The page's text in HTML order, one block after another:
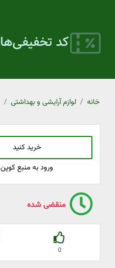
خانه لوازم آرایشی و بهداشتی
خرید کنید
ورود به منبع کوپن
منقضی شده
0